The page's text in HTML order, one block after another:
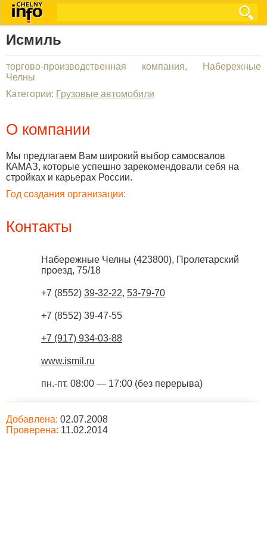
Исмиль
торгово-производственная компания, Набережные
Челны
Категории: Грузовые автомобили
О компании
Мы предлагаем Вам широкий выбор самосвалов
КАМАЗ, которые успешно зарекомендовали себя на
стройках и карьерах России.
Год создания организации:
Контакты
Набережные Челны (423800), Пролетарский
проезд, 75/18
+7 (8552) 39-32-22, 53-79-70
+7 (8552) 39-47-55
+7 (917) 934-03-88
www.ismil.ru
пн.-пт. 08:00 — 17:00 (без перерыва)
Добавлена: 02.07.2008
Проверена: 11.02.2014